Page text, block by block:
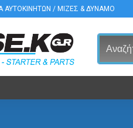
ΑΥΤΟΚΙΝΗΤΩΝ / ΜΙΖΕΣ & ΔΥΝΑΜΟ